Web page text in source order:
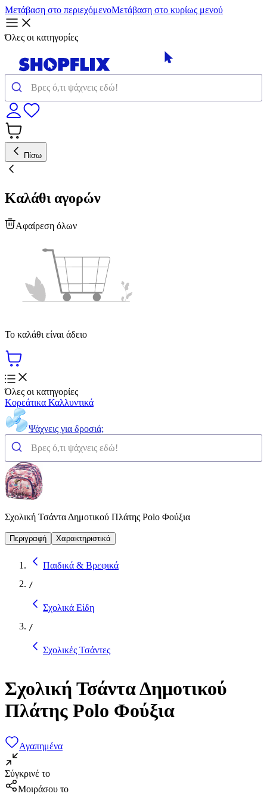
Μετάβαση στο περιεχόμενοΜετάβαση στο κυρίως μενού
Όλες οι κατηγορίες
Πίσω
Καλάθι αγορών
Αφαίρεση όλων
Το καλάθι είναι άδειο
Όλες οι κατηγορίες
Κορεάτικα Καλλυντικά
Ψάχνεις για δροσιά;
Σχολική Τσάντα Δημοτικού Πλάτης Polo Φούξια
Περιγραφή Χαρακτηριστικά
Παιδικά & Βρεφικά
/
Σχολικά Είδη
/
Σχολικές Τσάντες
Σχολική Τσάντα Δημοτικού
Πλάτης Polo Φούξια
Αγαπημένα
Σύγκρινέ το
Μοιράσου το